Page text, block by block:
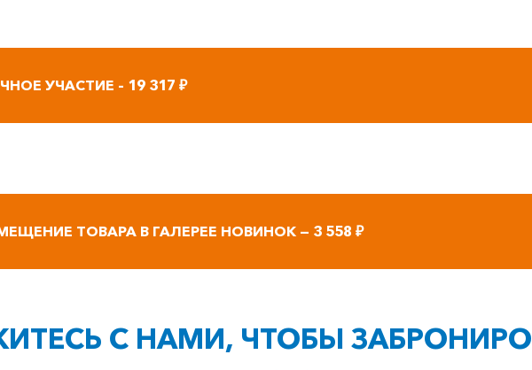
УЧАСТИЕ – 19 317 ₽
ТОВАРА В ГАЛЕРЕЕ НОВИНОК — 3 558 ₽
С НАМИ, ЧТОБЫ